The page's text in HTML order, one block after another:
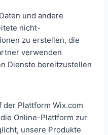
und andere
nicht-
zu erstellen, die
verwenden
Dienste bereitzustellen
Plattform Wix.com
Online-Plattform zur
unsere Produkte